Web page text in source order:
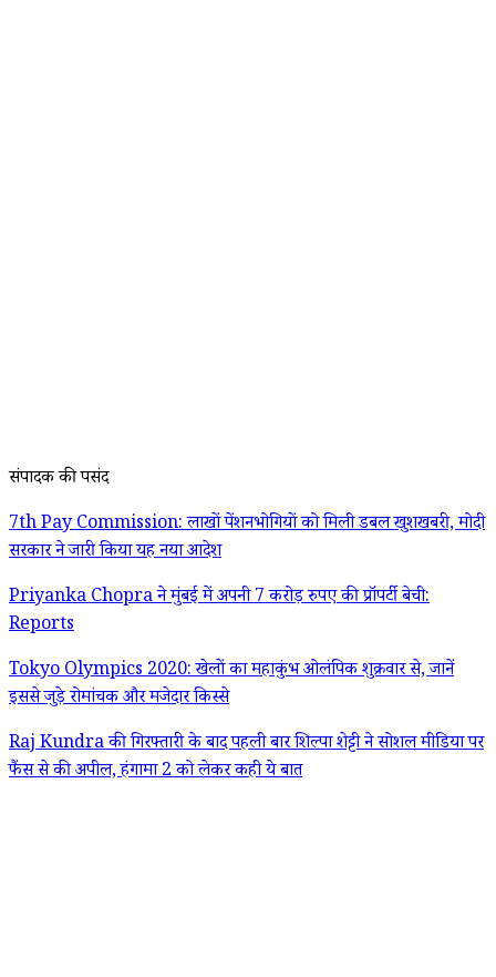
संपादक की पसंद
7th Pay Commission: लाखों पेंशनभोगियों को मिली डबल खुशखबरी, मोदी
सरकार ने जारी किया यह नया आदेश
Priyanka Chopra ने मुंबई में अपनी 7 करोड़ रुपए की प्रॉपर्टी बेची:
Reports
Tokyo Olympics 2020: खेलों का महाकुंभ ओलंपिक शुक्रवार से, जानें
इससे जुड़े रोमांचक और मजेदार किस्से
Raj Kundra की गिरफ्तारी के बाद पहली बार शिल्पा शेट्टी ने सोशल मीडिया पर
फैंस से की अपील, हंगामा 2 को लेकर कही ये बात